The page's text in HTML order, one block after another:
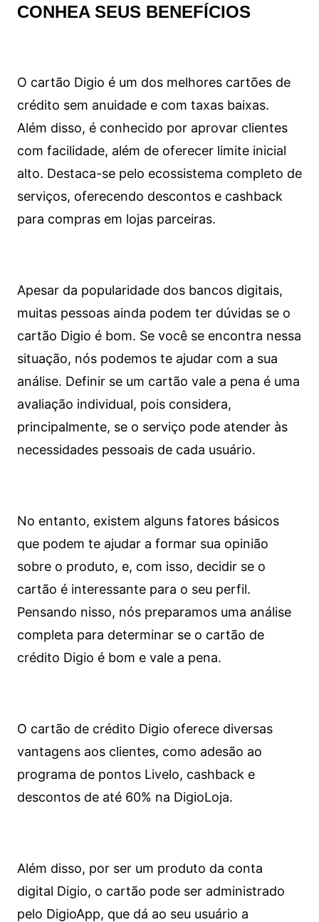
CONHEA SEUS BENEFÍCIOS
O cartão Digio é um dos melhores cartões de
crédito sem anuidade e com taxas baixas.
Além disso, é conhecido por aprovar clientes
com facilidade, além de oferecer limite inicial
alto. Destaca-se pelo ecossistema completo de
serviços, oferecendo descontos e cashback
para compras em lojas parceiras.
Apesar da popularidade dos bancos digitais,
muitas pessoas ainda podem ter dúvidas se o
cartão Digio é bom. Se você se encontra nessa
situação, nós podemos te ajudar com a sua
análise. Definir se um cartão vale a pena é uma
avaliação individual, pois considera,
principalmente, se o serviço pode atender às
necessidades pessoais de cada usuário.
No entanto, existem alguns fatores básicos
que podem te ajudar a formar sua opinião
sobre o produto, e, com isso, decidir se o
cartão é interessante para o seu perfil.
Pensando nisso, nós preparamos uma análise
completa para determinar se o cartão de
crédito Digio é bom e vale a pena.
O cartão de crédito Digio oferece diversas
vantagens aos clientes, como adesão ao
programa de pontos Livelo, cashback e
descontos de até 60% na DigioLoja.
Além disso, por ser um produto da conta
digital Digio, o cartão pode ser administrado
pelo DigioApp, que dá ao seu usuário a